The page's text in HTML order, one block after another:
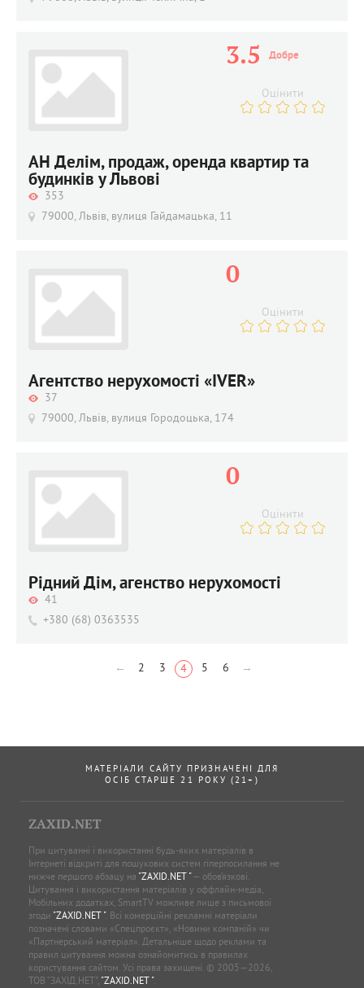
АН Делім, продаж, оренда квартир та
будинків у Львові
353
79000, Львів, вулиця Гайдамацька, 11
3.5 Добре
Оцінити
Агентство нерухомості «IVER»
37
79000, Львів, вулиця Городоцька, 174
0
Оцінити
Рідний Дім, агенство нерухомості
41
+380 (68) 0363535
0
Оцінити
← 2 3 4 5 6 →
МАТЕРІАЛИ САЙТУ ПРИЗНАЧЕНІ ДЛЯ
ОСІБ СТАРШЕ 21 РОКУ (21+)
ZAXID.NET
При цитуванні і використанні будь-яких матеріалів в
Інтернеті відкриті для пошукових систем гіперпосилання не
нижче першого абзацу на "ZAXID.NET "— обов’язкові.
Цитування і використання матеріалів у оффлайн-медіа,
Мобільних додатках, SmartTV можливе лише з письмової
згоди "ZAXID.NET ". Всі комерційні рекламні матеріали
позначені словами «Спецпроєкт», «Новини компаній» чи
«Партнерський матеріал». Детальніше щодо реклами та
правил цитування можна ознайомитись в правилах
користування сайтом. Усі права захищені. © 2005—2026,
ТОВ “ЗАХІД.НЕТ”, "ZAXID.NET ".